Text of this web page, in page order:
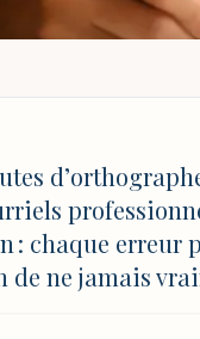
: chaque erreur
de ne jamais